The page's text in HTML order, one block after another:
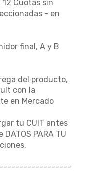
Cuotas sin
- en
final, A y B
del producto,
con la
en Mercado
tu CUIT antes
PARA TU